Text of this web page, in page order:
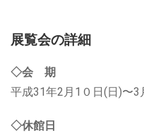
展覧会の詳細
◇会 期
平成31年2月1０日(日)〜3
◇休館日